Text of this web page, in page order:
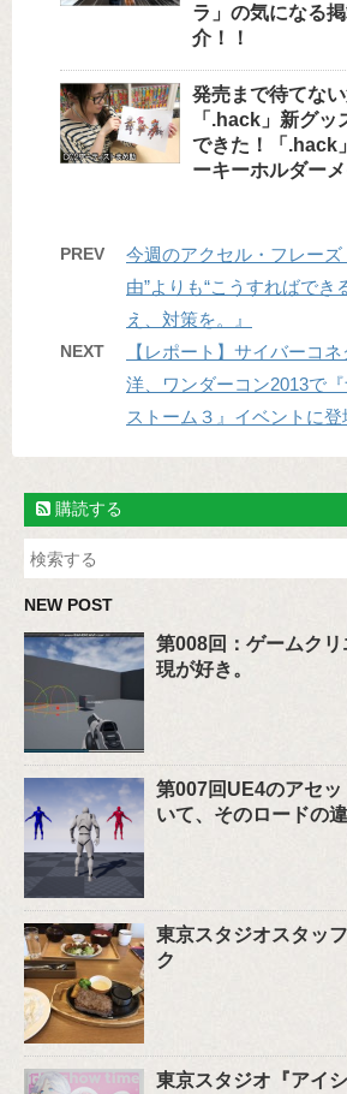
ラ」の気になる
介！！
発売まで待てな
「.hack」新グッ
できた！「.hack
ーキーホルダー
PREV
今週のアクセル・フレーズ
由”よりも“こうすればで
え、対策を。』
NEXT
【レポート】サイバーコ
洋、ワンダーコン2013で
ストーム３』イベントに登
購読する
NEW POST
第008回：ゲームク
現が好き。
第007回UE4のアセ
いて、そのロードの
東京スタジオスタッ
ク
東京スタジオ『アイ